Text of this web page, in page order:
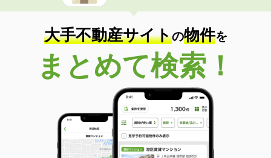
大手不動産サイトの物件を
まとめて検索！